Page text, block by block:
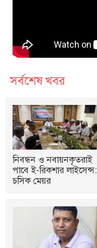
সর্বশেষ খবর
নিবন্ধন ও নবায়নকৃতরাই
পাবে ই-রিকশার লাইসেন্স:
চসিক মেয়র